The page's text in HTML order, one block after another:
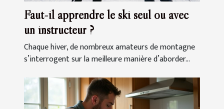
Faut-il apprendre le ski seul ou avec
un instructeur ?
Chaque hiver, de nombreux amateurs de montagne
s’interrogent sur la meilleure manière d’aborder...